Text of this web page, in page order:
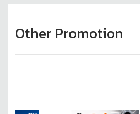
Other Promotion